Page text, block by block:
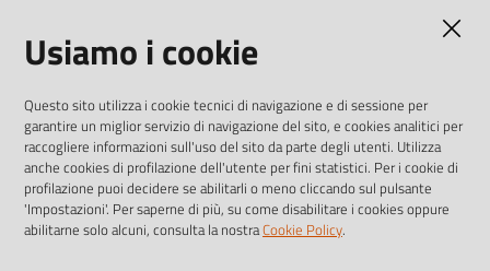
I dati personali pubblicati sono riutilizzabili solo alle condizioni
previste dalla direttiva comunitaria 2003/98/CE e dal d.lgs.
36/2006
Usiamo i cookie
Questo sito utilizza i cookie tecnici di navigazione e di sessione per
garantire un miglior servizio di navigazione del sito, e cookies analitici per
raccogliere informazioni sull'uso del sito da parte degli utenti. Utilizza
anche cookies di profilazione dell'utente per fini statistici. Per i cookie di
profilazione puoi decidere se abilitarli o meno cliccando sul pulsante
'Impostazioni'. Per saperne di più, su come disabilitare i cookies oppure
abilitarne solo alcuni, consulta la nostraCookie Policy.